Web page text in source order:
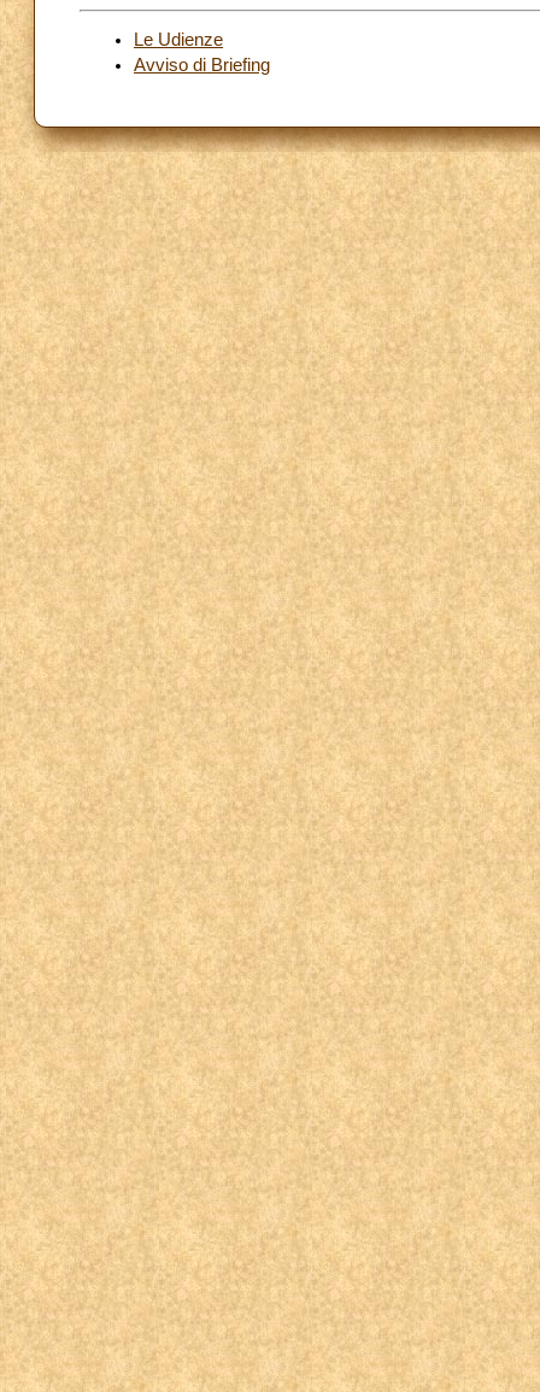
Le Udienze
Avviso di Briefing